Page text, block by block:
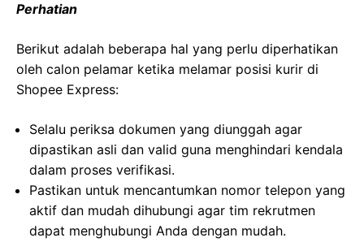
Perhatian
Berikut adalah beberapa hal yang perlu diperhatikan
oleh calon pelamar ketika melamar posisi kurir di
Shopee Express:
Selalu periksa dokumen yang diunggah agar
dipastikan asli dan valid guna menghindari kendala
dalam proses verifikasi.
Pastikan untuk mencantumkan nomor telepon yang
aktif dan mudah dihubungi agar tim rekrutmen
dapat menghubungi Anda dengan mudah.